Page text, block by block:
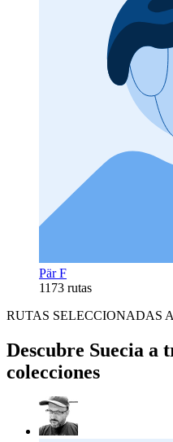
Pär F
1173 rutas
RUTAS SELECCIONADAS
Descubre Suecia a
colecciones